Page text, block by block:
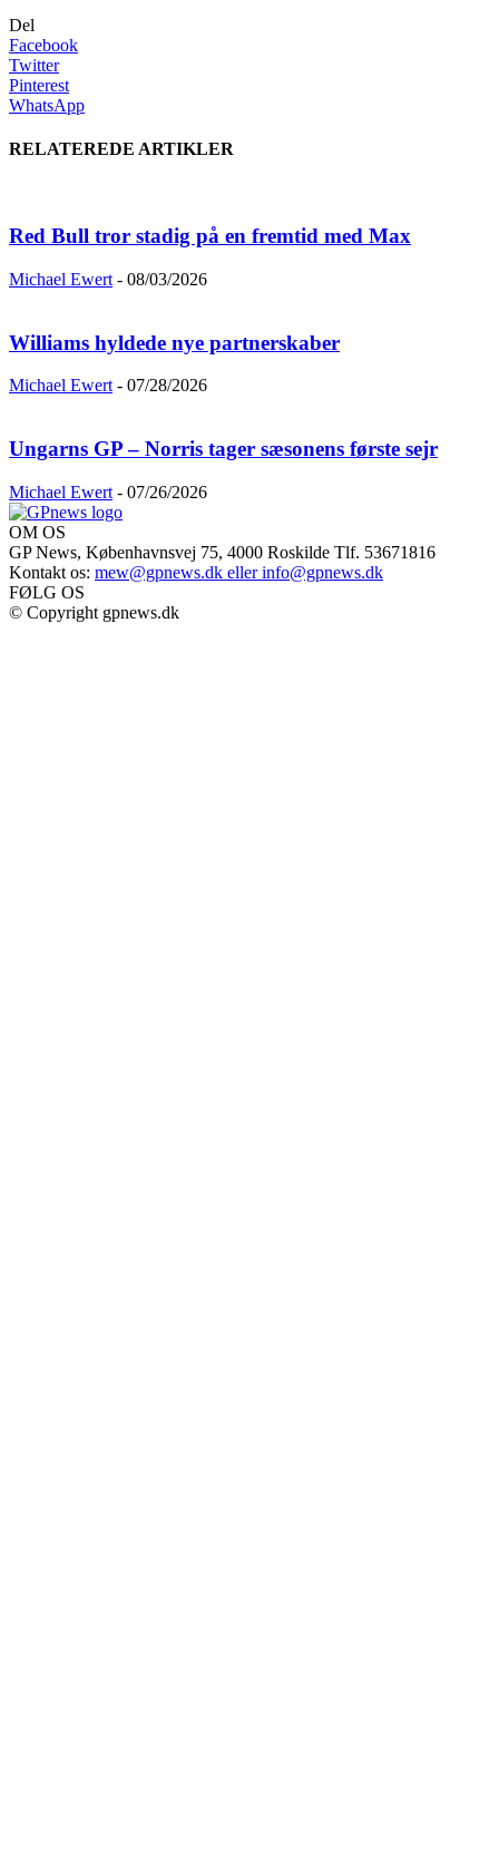
Del
Facebook
Twitter
Pinterest
WhatsApp
RELATEREDE ARTIKLER
Red Bull tror stadig på en fremtid med Max
Michael Ewert - 08/03/2026
Williams hyldede nye partnerskaber
Michael Ewert - 07/28/2026
Ungarns GP – Norris tager sæsonens første sejr
Michael Ewert - 07/26/2026
OM OS
GP News, Københavnsvej 75, 4000 Roskilde Tlf. 53671816
Kontakt os: mew@gpnews.dk eller info@gpnews.dk
FØLG OS
© Copyright gpnews.dk